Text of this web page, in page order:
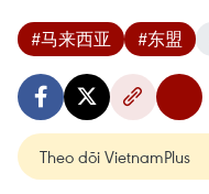
#马来西亚 #东盟
Theo dõi VietnamPlus